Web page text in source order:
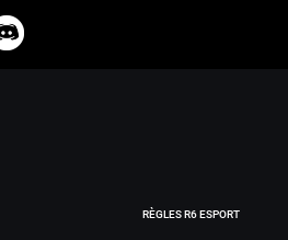
RÈGLES R6 ESPORT